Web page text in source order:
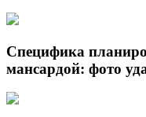
Специфика
мансардой: фото